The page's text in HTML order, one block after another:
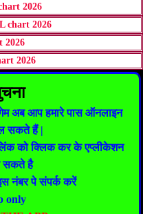
2026
chart 2026
2026
2026
अब आप हमारे पास ऑनलाइन
सकते हैं |
को क्लिक कर के एप्लीकेशन
सकते है
नंबर पे संपर्क करें
only